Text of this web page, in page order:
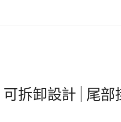
拆卸設計 | 尾部